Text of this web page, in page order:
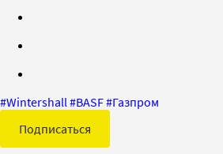
#Wintershall #BASF#Газпром
Подписаться